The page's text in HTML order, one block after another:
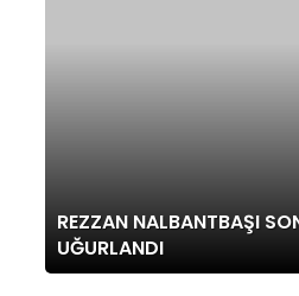
REZZAN NALBANTBAŞI
UĞURLANDI